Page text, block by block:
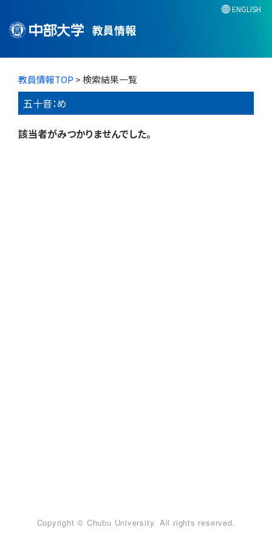
教員情報
ENGLISH
教員情報TOP > 検索結果一覧
五十音：め
該当者がみつかりませんでした。
Copyright © Chubu University. All rights reserved.